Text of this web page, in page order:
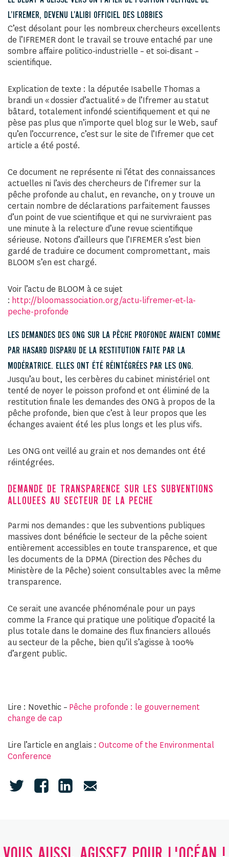
L’IFREMER, DEVENU L’ALIBI OFFICIEL DES LOBBIES
C’est désolant pour les nombreux chercheurs excellents
de l’IFREMER dont le travail se trouve entaché par une
sombre affaire politico-industrielle – et soi-disant –
scientifique.
Explication de texte : la députée Isabelle Thomas a
brandi un « dossier d’actualité » de l’Ifremer au statut
bâtard, totalement infondé scientifiquement et qui ne
pèse pas plus que n’importe quel blog sur le Web, sauf
qu’en l’occurrence, c’est sur le site de l’Ifremer que cet
article a été posté.
Ce document ne représente ni l’état des connaissances
actuelles ni l’avis des chercheurs de l’Ifremer sur la
pêche profonde au chalut, en revanche, on y trouve un
certain nombre de déclarations parfaitement fausses
d’un point de vue scientifique et qui ne survivraient pas
une minute à la relecture d’une revue scientifique
sérieuse. Notons d’ailleurs que l’IFREMER s’est bien
gardé de traduire ce document compromettant, mais
BLOOM s’en est chargé.
Voir l’actu de BLOOM à ce sujet
: http://bloomassociation.org/actu-lifremer-et-la-
peche-profonde
LES DEMANDES DES ONG SUR LA PÊCHE PROFONDE AVAIENT COMME
PAR HASARD DISPARU DE LA RESTITUTION FAITE PAR LA
MODÉRATRICE. ELLES ONT ÉTÉ RÉINTÉGRÉES PAR LES ONG.
Jusqu’au bout, les cerbères du cabinet ministériel ont
tenté de noyer le poisson profond et ont éliminé de la
restitution finale les demandes des ONG à propos de la
pêche profonde, bien que c’est à leur propos que les
échanges avaient été les plus longs et les plus vifs.
Les ONG ont veillé au grain et nos demandes ont été
réintégrées.
DEMANDE DE TRANSPARENCE SUR LES SUBVENTIONS
ALLOUEES AU SECTEUR DE LA PECHE
Parmi nos demandes : que les subventions publiques
massives dont bénéficie le secteur de la pêche soient
entièrement accessibles en toute transparence, et que
les documents de la DPMA (Direction des Pêches du
Ministère de la Pêche) soient consultables avec la même
transparence.
Ce serait une avancée phénoménale pour un pays
comme la France qui pratique une politique d’opacité la
plus totale dans le domaine des flux financiers alloués
au secteur de la pêche, bien qu’il s’agisse à 100%
d’argent public.
Lire : Novethic – Pêche profonde : le gouvernement
change de cap
Lire l’article en anglais : Outcome of the Environmental
Conference